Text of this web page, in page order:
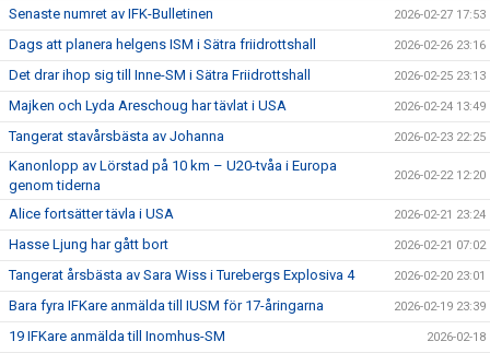
Senaste numret av IFK-Bulletinen 2026-02-27 17:53
Dags att planera helgens ISM i Sätra friidrottshall 2026-02-26 23:16
Det drar ihop sig till Inne-SM i Sätra Friidrottshall 2026-02-25 23:13
Majken och Lyda Areschoug har tävlat i USA 2026-02-24 13:49
Tangerat stavårsbästa av Johanna 2026-02-23 22:25
Kanonlopp av Lörstad på 10 km – U20-tvåa i Europa
genom tiderna
2026-02-22 12:20
Alice fortsätter tävla i USA 2026-02-21 23:24
Hasse Ljung har gått bort 2026-02-21 07:02
Tangerat årsbästa av Sara Wiss i Turebergs Explosiva 4 2026-02-20 23:01
Bara fyra IFKare anmälda till IUSM för 17-åringarna 2026-02-19 23:39
19 IFKare anmälda till Inomhus-SM 2026-02-18